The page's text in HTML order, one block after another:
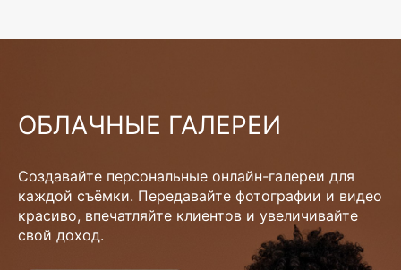
ОБЛАЧНЫЕ ГАЛЕРЕИ
Создавайте персональные онлайн-галереи для
каждой съёмки. Передавайте фотографии и видео
красиво, впечатляйте клиентов и увеличивайте
свой доход.